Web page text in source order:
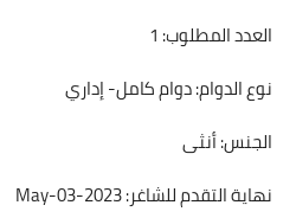
العدد المطلوب: 1
نوع الدوام: دوام كامل- إداري
الجنس: أنثى
نهاية التقدم للشاغر: 2023-May-03